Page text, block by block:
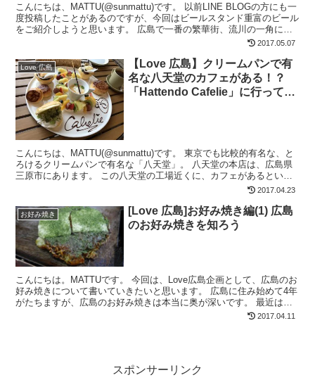
こんにちは、MATTU(@sunmattu)です。 以前LINE BLOGの方にも一
度投稿したことがあるのですが、今回はビールスタンド重富のビール
をご紹介しようと思います。 広島で一番の繁華街、流川の一角にあ
2017.05.07
Love 広島
【Love 広島】クリームパンで有
名な八天堂のカフェがある！？
「Hattendo Cafelie」に行ってみ
こんにちは、MATTU(@sunmattu)です。 東京でも比較的有名な、と
ろけるクリームパンで有名な「八天堂」。 八天堂の本店は、広島県
三原市にあります。 この八天堂の工場近くに、カフェがあるという
2017.04.23
お好み焼き
[Love 広島]お好み焼き編(1) 広島
のお好み焼きを知ろう
こんにちは。MATTUです。 今回は、Love広島企画として、広島のお
好み焼きについて書いていきたいと思います。 広島に住み始めて4年
がたちますが、広島のお好み焼きは本当に奥が深いです。 最近は、
2017.04.11
スポンサーリンク